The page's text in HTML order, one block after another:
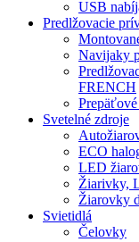
USB
Predlžovacie
Navijaky
FRENCH
Svetelné zdroje
ECO
LED
Žiarivky,
Žiarovky
Svietidlá
Čelovky